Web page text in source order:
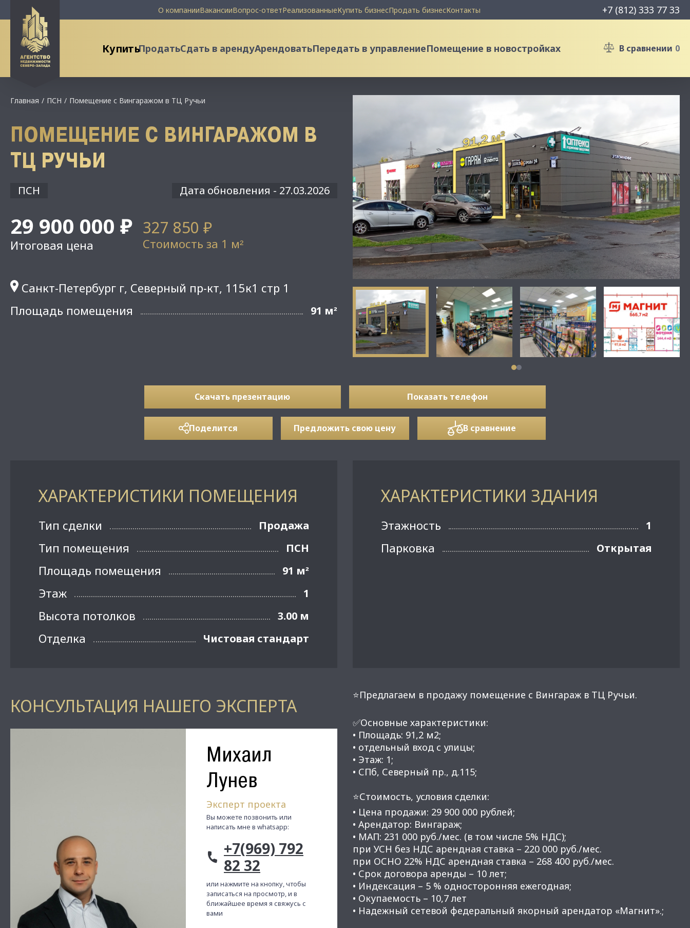
О компанииВакансииВопрос-ответРеализованныеКупить бизнесПродать бизнесКонтакты +7 (812) 333 77 33
КупитьПродатьСдать в арендуАрендоватьПередать в управлениеПомещение в новостройках В сравнении 0
Главная ПСН Помещение с Вингаражом в ТЦ Ручьи
ПОМЕЩЕНИЕ С ВИНГАРАЖОМ В
ТЦ РУЧЬИ
ПСН Дата обновления - 27.03.2026
29 900 000 ₽
Итоговая цена
327 850 ₽
Стоимость за 1 м²
Санкт-Петербург г, Северный пр-кт, 115к1 стр 1
Площадь помещения
91 м²
Скачать презентацию Показать телефон
Поделится Предложить свою цену В сравнение
ХАРАКТЕРИСТИКИ ПОМЕЩЕНИЯ
Тип сделки Продажа
Тип помещения ПСН
Площадь помещения 91 м²
Этаж 1
Высота потолков 3.00 м
Отделка Чистовая стандарт
ХАРАКТЕРИСТИКИ ЗДАНИЯ
Этажность 1
Парковка Открытая
КОНСУЛЬТАЦИЯ НАШЕГО ЭКСПЕРТА
Михаил
Лунев
Эксперт проекта
Вы можете позвонить или
написать мне в whatsapp:
+7(969) 792
82 32
или нажмите на кнопку, чтобы
записаться на просмотр, и в
ближайшее время я свяжусь с
вами
⭐Предлагаем в продажу помещение с Вингараж в ТЦ Ручьи.
✅Основные характеристики:
• Площадь: 91,2 м2;
• отдельный вход с улицы;
• Этаж: 1;
• СПб, Северный пр., д.115;
⭐Стоимость, условия сделки:
• Цена продажи: 29 900 000 рублей;
• Арендатор: Вингараж;
• МАП: 231 000 руб./мес. (в том числе 5% НДС);
при УСН без НДС арендная ставка – 220 000 руб./мес.
при ОСНО 22% НДС арендная ставка – 268 400 руб./мес.
• Срок договора аренды – 10 лет;
• Индексация – 5 % односторонняя ежегодная;
• Окупаемость – 10,7 лет
• Надежный сетевой федеральный якорный арендатор «Магнит».;